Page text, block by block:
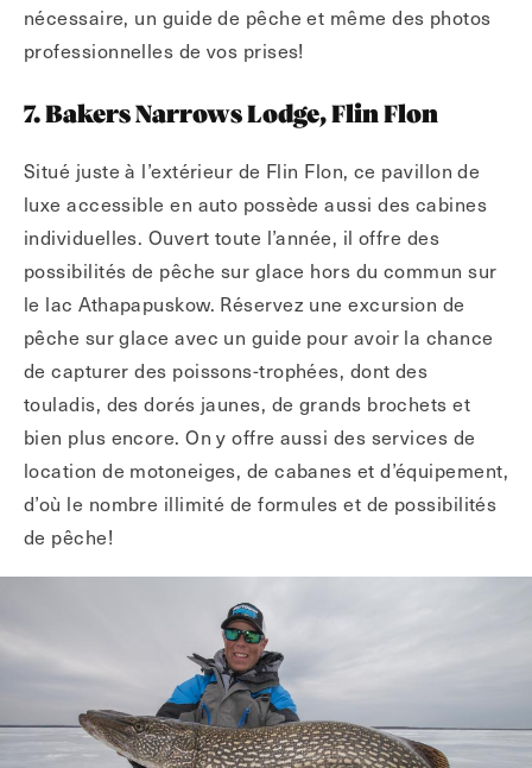
nécessaire, un guide de pêche et même des photos
professionnelles de vos prises!
7. Bakers Narrows Lodge, Flin Flon
Situé juste à l’extérieur de Flin Flon, ce pavillon de
luxe accessible en auto possède aussi des cabines
individuelles. Ouvert toute l’année, il offre des
possibilités de pêche sur glace hors du commun sur
le lac Athapapuskow. Réservez une excursion de
pêche sur glace avec un guide pour avoir la chance
de capturer des poissons-trophées, dont des
touladis, des dorés jaunes, de grands brochets et
bien plus encore. On y offre aussi des services de
location de motoneiges, de cabanes et d’équipement,
d’où le nombre illimité de formules et de possibilités
de pêche!